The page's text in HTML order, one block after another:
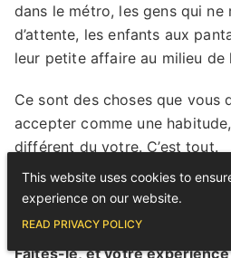
dans le métro, les gens qui
d’attente, les enfants aux
leur petite affaire au milieu de
Ce sont des choses que vous
accepter comme une
différent du votre. C’est tout.
Au lieu de vous énerver à ce
pas, acceptez-le tout
Faites-le, et votre
This website uses cookies to
experience on our website.
READ PRIVACY POLICY